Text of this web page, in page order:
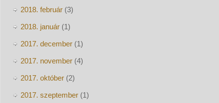
2018. február(3)
2018. január(1)
2017. december(1)
2017. november(4)
2017. október(2)
2017. szeptember(1)